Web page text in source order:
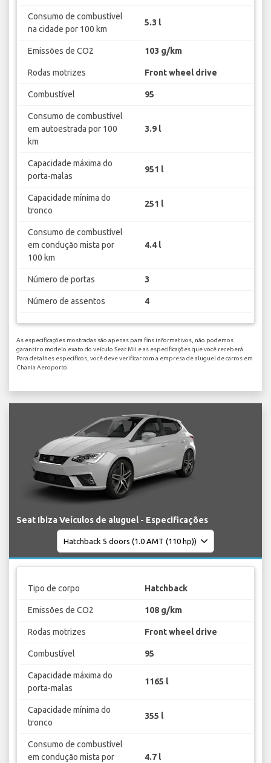
Consumo de combustível
na cidade por 100 km
5.3 l
Emissões de CO2 103 g/km
Rodas motrizes Front wheel drive
Combustível 95
Consumo de combustível
em autoestrada por 100
km
3.9 l
Capacidade máxima do
porta-malas
951 l
Capacidade mínima do
tronco
251 l
Consumo de combustível
em condução mista por
100 km
4.4 l
Número de portas 3
Número de assentos 4
As especificações mostradas são apenas para fins informativos, não podemos
garantir o modelo exato do veículo Seat Mii e as especificações que você receberá.
Para detalhes específicos, você deve verificar com a empresa de aluguel de carros em
Chania Aeroporto.
Seat Ibiza Veículos de aluguel - Especificações
Tipo de corpo Hatchback
Emissões de CO2 108 g/km
Rodas motrizes Front wheel drive
Combustível 95
Capacidade máxima do
porta-malas
1165 l
Capacidade mínima do
tronco
355 l
Consumo de combustível
em condução mista por
4.7 l